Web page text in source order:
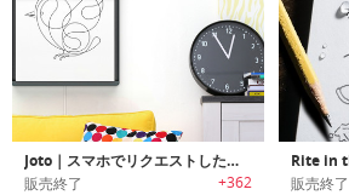
Joto｜スマホでリクエストしたものをペンで描画するスケッチディスプレイ「ジョト」
販売終了 +362 販売終了